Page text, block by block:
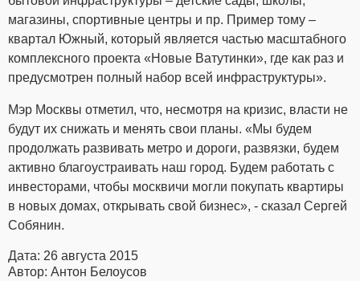
магазины, спортивные центры и пр. Пример тому –
квартал Южный, который является частью масштабного
комплексного проекта «Новые Ватутинки», где как раз и
предусмотрен полный набор всей инфраструктуры».
Мэр Москвы отметил, что, несмотря на кризис, власти не
будут их снижать и менять свои планы. «Мы будем
продолжать развивать метро и дороги, развязки, будем
активно благоустраивать наш город. Будем работать с
инвесторами, чтобы москвичи могли покупать квартиры
в новых домах, открывать свой бизнес», - сказал Сергей
Собянин.
Дата: 26 августа 2015
Автор: Антон Белоусов